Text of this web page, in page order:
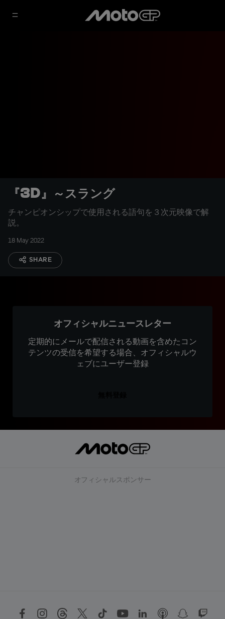
『3D』～スラング
チャンピオンシップで使用される語句を３次元映像で解
説。
18 May 2022
SHARE
オフィシャルニュースレター
定期的にメールで配信される動画を含めたコン
テンツの受信を希望する場合、オフィシャルウ
ェブにユーザー登録
オフィシャルスポンサー